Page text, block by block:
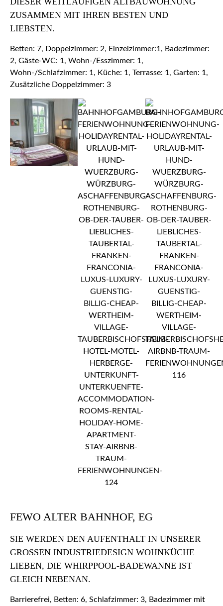
USAMMEN MIT IHREN BESTEN UND L
IEBSTEN.
Betten: 7, Doppelzimmer: 2, Einzelzimmer:1, Badezimmer:
2, Gäste-WC: 1, Wohn-/Esszimmer: 1,
Wohn-/Schlafzimmer: 1, Küche: 1, Terrasse: 1, Garten: 1,
Zusätzliche Doppelzimmer: 3
FEWO ALTER BAHNHOF, EG
SIE WERDEN DEN AUFENTHALT IN UNSERER
GROSSEN INDUSTRIEDESIGN WOHNKÜCHE L
IEBEN, DIE WHIRPPOOL-BADEWANNE IST G
LEICH NEBENAN.
Barrierefrei, Betten: 6, Schlafzimmer: 3, Badezimmer mit